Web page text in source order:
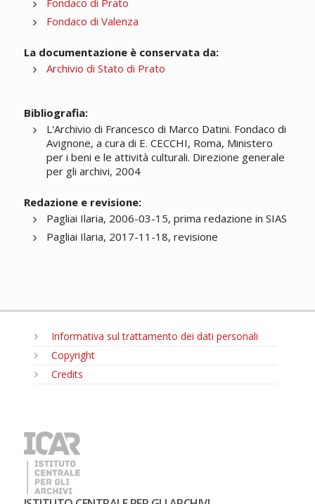
Fondaco di Prato
Fondaco di Valenza
La documentazione è conservata da:
Archivio di Stato di Prato
Bibliografia:
L'Archivio di Francesco di Marco Datini. Fondaco di
Avignone, a cura di E. CECCHI, Roma, Ministero
per i beni e le attività culturali. Direzione generale
per gli archivi, 2004
Redazione e revisione:
Pagliai Ilaria, 2006-03-15, prima redazione in SIAS
Pagliai Ilaria, 2017-11-18, revisione
Informativa sul trattamento dei dati personali
Copyright
Credits